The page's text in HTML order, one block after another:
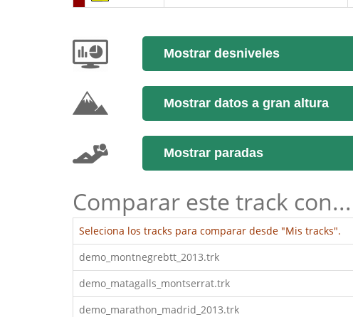
Mostrar desniveles
Mostrar datos a gran altura
Mostrar paradas
Comparar este track con...
Seleciona los tracks para comparar desde "Mis tracks".
demo_montnegrebtt_2013.trk
demo_matagalls_montserrat.trk
demo_marathon_madrid_2013.trk